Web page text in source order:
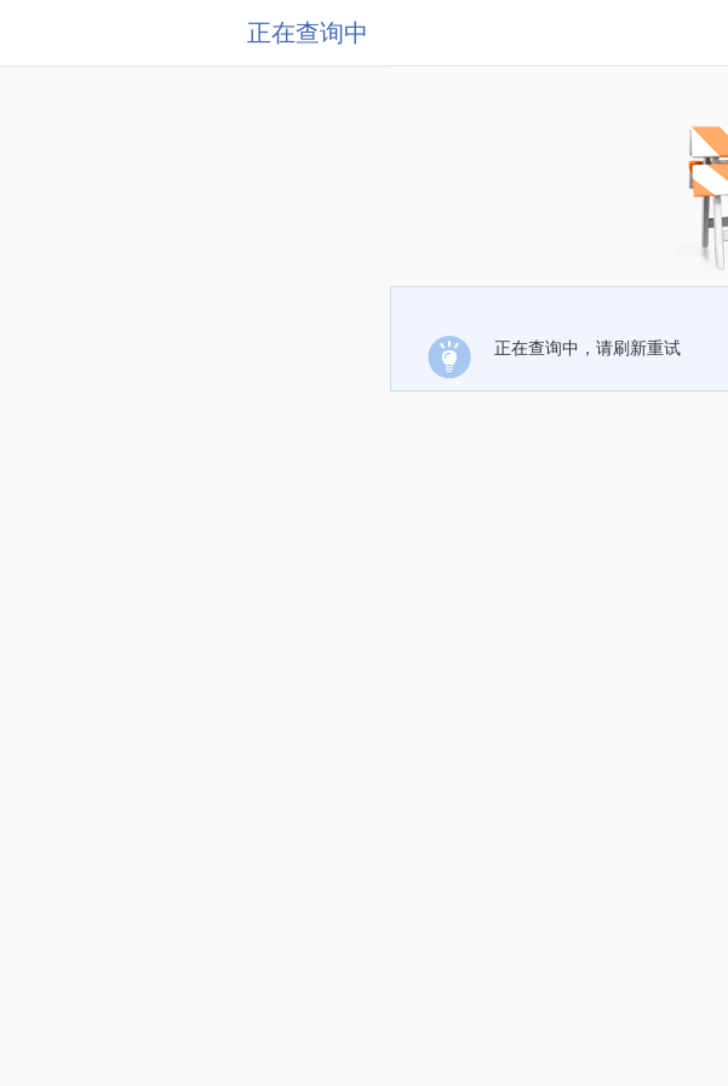
正在查询中
正在查询中，请刷新重试